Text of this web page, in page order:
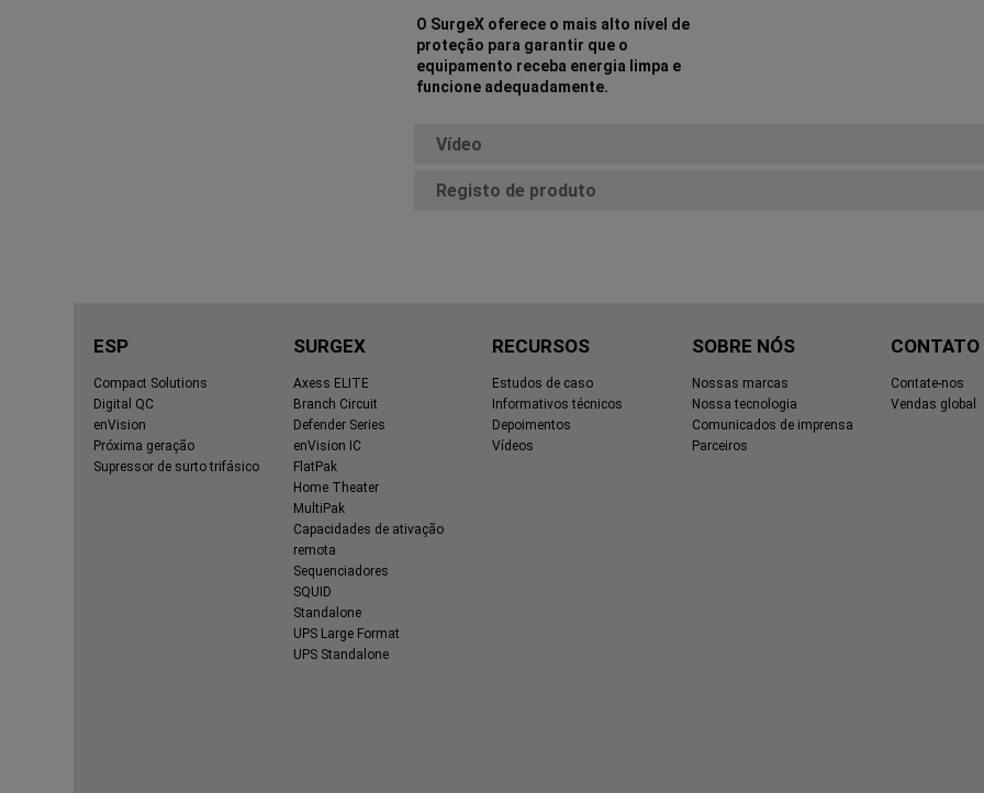
O SurgeX oferece o mais alto nível de
proteção para garantir que o
equipamento receba energia limpa e
funcione adequadamente.
Vídeo
Registo de produto
ESP
Compact Solutions
Digital QC
enVision
Próxima geração
Supressor de surto trifásico
SURGEX
Axess ELITE
Branch Circuit
Defender Series
enVision IC
FlatPak
Home Theater
MultiPak
Capacidades de ativação
remota
Sequenciadores
SQUID
Standalone
UPS Large Format
UPS Standalone
RECURSOS
Estudos de caso
Informativos técnicos
Depoimentos
Vídeos
SOBRE NÓS
Nossas marcas
Nossa tecnologia
Comunicados de imprensa
Parceiros
CONTATO
Contate-nos
Vendas global